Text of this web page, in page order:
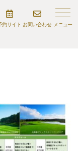
約サイト お問い合わせ